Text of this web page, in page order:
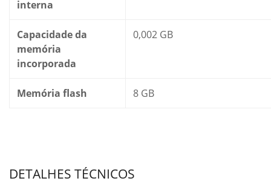
interna
Capacidade da
memória
incorporada
0,002 GB
Memória flash 8 GB
DETALHES TÉCNICOS